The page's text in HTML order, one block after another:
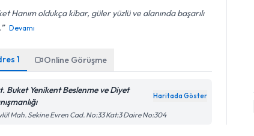
Hanım oldukça kibar, güler yüzlü ve alanında başarılı
Devamı
1 Online Görüşme
Buket Yenikent Beslenme ve Diyet
Haritada Göster
Mah. Sekine Evren Cad. No:33 Kat:3 Daire No:304